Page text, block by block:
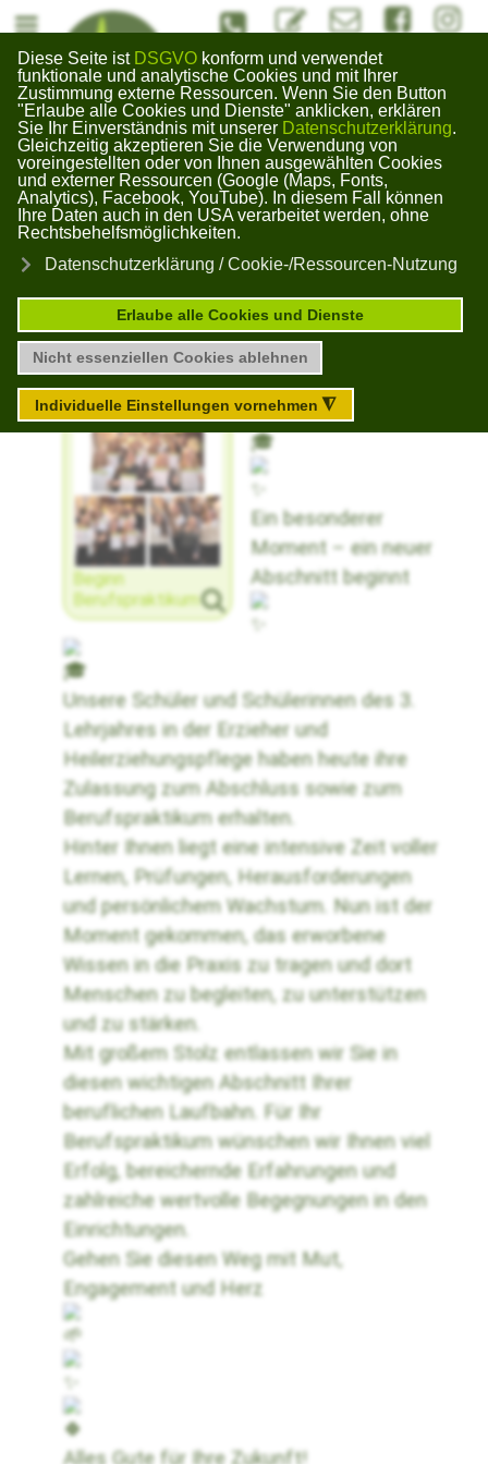
Diese Seite ist DSGVO konform und verwendet
funktionale und analytische Cookies und mit Ihrer
Zustimmung externe Ressourcen. Wenn Sie den Button
"Erlaube alle Cookies und Dienste" anklicken, erklären
Sie Ihr Einverständnis mit unserer Datenschutzerklärung.
Gleichzeitig akzeptieren Sie die Verwendung von
voreingestellten oder von Ihnen ausgewählten Cookies
und externer Ressourcen (Google (Maps, Fonts,
Analytics), Facebook, YouTube). In diesem Fall können
Ihre Daten auch in den USA verarbeitet werden, ohne
Rechtsbehelfsmöglichkeiten.
Datenschutzerklärung / Cookie-/Ressourcen-Nutzung
Individuelle Einstellungen vornehmen◮
Erlaube alle Cookies und Dienste
Nicht essenziellen Cookies ablehnen
Bildungswerk
Gera Kaimberg
#Kontaktformuarinfo@bildungswerk-
Unser Blog zu aktuellen Themen
Beginn
Berufspraktikum
Abgelaufen
Beginn
Berufspraktikum
Ein besonderer
Moment – ein neuer
Abschnitt beginnt
Unsere Schüler und Schülerinnen des 3.
Lehrjahres in der Erzieher und
Heilerziehungspflege haben heute ihre
Zulassung zum Abschluss sowie zum
Berufspraktikum erhalten.
Hinter Ihnen liegt eine intensive Zeit voller
Lernen, Prüfungen, Herausforderungen
und persönlichem Wachstum. Nun ist der
Moment gekommen, das erworbene
Wissen in die Praxis zu tragen und dort
Menschen zu begleiten, zu unterstützen
und zu stärken.
Mit großem Stolz entlassen wir Sie in
diesen wichtigen Abschnitt Ihrer
beruflichen Laufbahn. Für Ihr
Berufspraktikum wünschen wir Ihnen viel
Erfolg, bereichernde Erfahrungen und
zahlreiche wertvolle Begegnungen in den
Einrichtungen.
Gehen Sie diesen Weg mit Mut,
Engagement und Herz
Alles Gute für Ihre Zukunft!
×